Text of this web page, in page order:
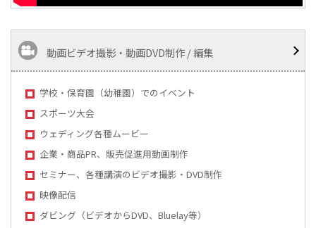
動画ビデオ撮影・動画DVD制作 / 編集
学校・保育園（幼稚園）でのイベント
スポーツ大会
ウェディング各種ムービー
企業・商品PR、販売促進用動画制作
セミナー、各種講演のビデオ撮影・DVD制作
映像配信
ダビング（ビデオからDVD、Bluelay等）